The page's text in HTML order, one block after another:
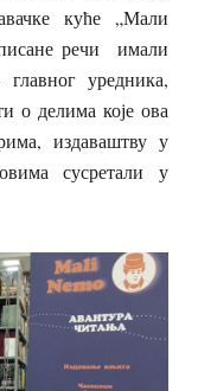
куће „Мали
речи имали
уредника,
о делима које ова
издаваштву у
сусретали у